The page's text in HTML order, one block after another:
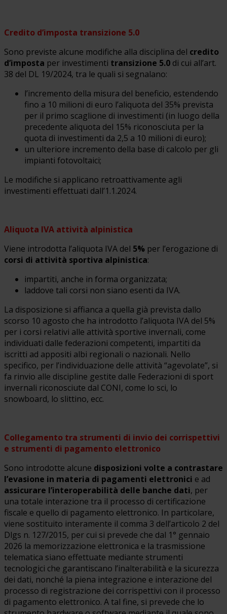
Credito d’imposta transizione 5.0
Sono previste alcune modifiche alla disciplina del credito
d’imposta per investimenti transizione 5.0 di cui all’art.
38 del DL 19/2024, tra le quali si segnalano:
l’incremento della misura del beneficio, estendendo
fino a 10 milioni di euro l’aliquota del 35% prevista
per il primo scaglione di investimenti (in luogo della
precedente aliquota del 15% riconosciuta per la
quota di investimenti da 2,5 a 10 milioni di euro);
un ulteriore incremento della base di calcolo per gli
impianti fotovoltaici;
Le modifiche si applicano retroattivamente agli
investimenti effettuati dall’1.1.2024.
Aliquota IVA attività alpinistica
Viene introdotta l’aliquota IVA del 5% per l’erogazione di
corsi di attività sportiva alpinistica:
impartiti, anche in forma organizzata;
laddove tali corsi non siano esenti da IVA.
La disposizione si affianca a quella già prevista dallo
scorso 10 agosto che ha introdotto l’aliquota IVA del 5%
per i corsi relativi alle attività sportive invernali, come
individuati dalle federazioni competenti, impartiti da
iscritti ad appositi albi regionali o nazionali. Nello
specifico, per l’individuazione delle attività “agevolate”, si
fa rinvio alle discipline gestite dalle Federazioni di sport
invernali riconosciute dal CONI, come lo sci, lo
snowboard, lo slittino, ecc.
Collegamento tra strumenti di invio dei corrispettivi
e strumenti di pagamento elettronico
Sono introdotte alcune disposizioni volte a contrastare
l’evasione in materia di pagamenti elettronici e ad
assicurare l’interoperabilità delle banche dati, per
una totale interazione tra il processo di certificazione
fiscale e quello di pagamento elettronico. In particolare,
viene sostituito interamente il comma 3 dell’articolo 2 del
Dlgs n. 127/2015, per cui si prevede che dal 1° gennaio
2026 la memorizzazione elettronica e la trasmissione
telematica siano effettuate mediante strumenti
tecnologici che garantiscano l’inalterabilità e la sicurezza
dei dati, nonché la piena integrazione e interazione del
processo di registrazione dei corrispettivi con il processo
di pagamento elettronico. A tal fine, si prevede che lo